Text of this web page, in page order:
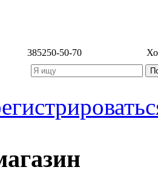
385250-50-70